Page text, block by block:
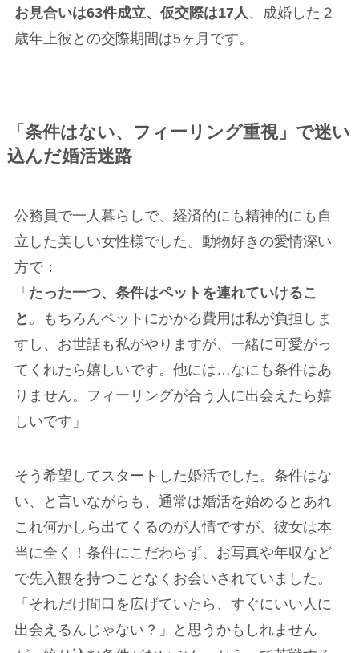
お見合いは63件成立、仮交際は17人 、成婚した２
歳年上彼との交際期間は5ヶ月です。
「条件はない、フィーリング重視」で迷い
込んだ婚活迷路
公務員で一人暮らしで、経済的にも精神的にも自
立した美しい女性様でした。動物好きの愛情深い
方で：
「 たった一つ、条件はペットを連れていけるこ
と 。もちろんペットにかかる費用は私が負担しま
すし、お世話も私がやりますが、一緒に可愛がっ
てくれたら嬉しいです。他には…なにも条件はあ
りません。フィーリングが合う人に出会えたら嬉
しいです」
そう希望してスタートした婚活でした。条件はな
い、と言いながらも、通常は婚活を始めるとあれ
これ何かしら出てくるのが人情ですが、彼女は本
当に全く！条件にこだわらず、お写真や年収など
で先入観を持つことなくお会いされていました。
「それだけ間口を広げていたら、すぐにいい人に
出会えるんじゃない？」と思うかもしれません